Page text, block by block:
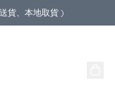
貨、本地取貨 )